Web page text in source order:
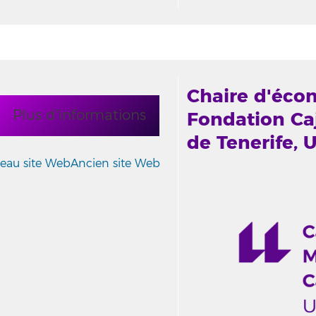
Plus d'informations
site WebAncien site Web
Chaire
Fondation
de Tenerife,